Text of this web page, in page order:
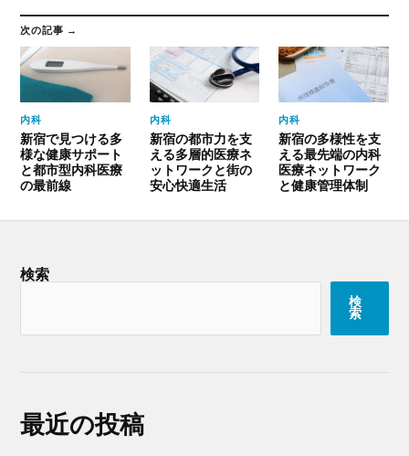
次の記事 →
内科
新宿で見つける多
様な健康サポート
と都市型内科医療
の最前線
内科
新宿の都市力を支
える多層的医療ネ
ットワークと街の
安心快適生活
内科
新宿の多様性を支
える最先端の内科
医療ネットワーク
と健康管理体制
検索
検
索
最近の投稿